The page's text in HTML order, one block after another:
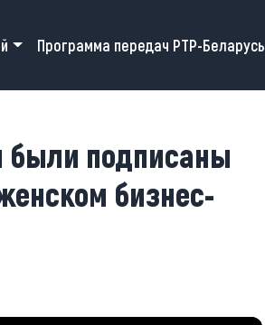
Программа передач РТР-Беларусь
были подписаны
бизнес-